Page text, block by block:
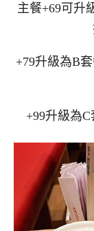
主餐+69可升
+79升級為B
+99升級為